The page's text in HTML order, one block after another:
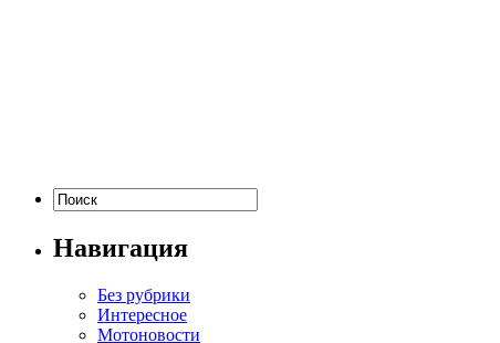
Навигация
Без рубрики
Интересное
Мотоновости